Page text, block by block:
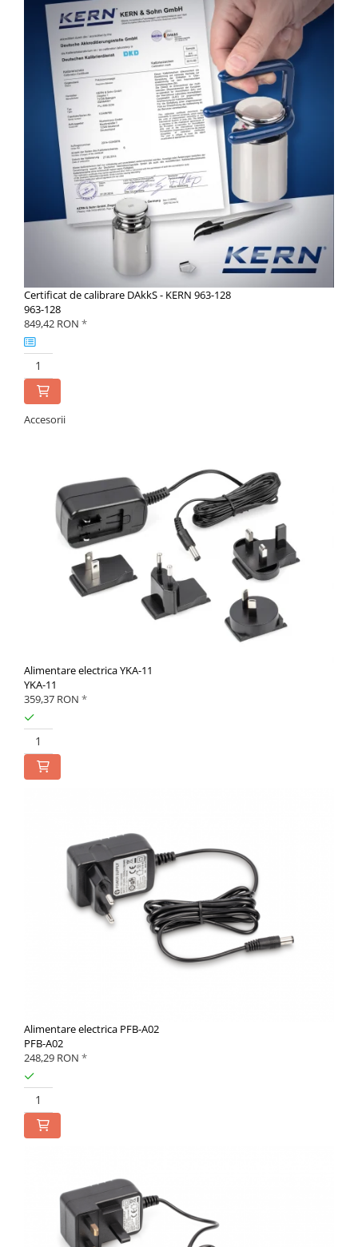
Certificat de calibrare DAkkS - KERN 963-128
963-128
849,42 RON *
Accesorii
Alimentare electrica YKA-11
YKA-11
359,37 RON *
Alimentare electrica PFB-A02
PFB-A02
248,29 RON *